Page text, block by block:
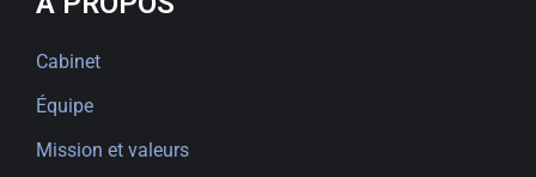
Cabinet
Équipe
Mission et valeurs